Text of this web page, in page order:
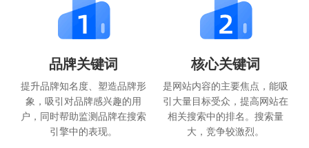
品牌关键词
提升品牌知名度、塑造品牌形
象，吸引对品牌感兴趣的用
户，同时帮助监测品牌在搜索
引擎中的表现。
核心关键词
是网站内容的主要焦点，能吸
引大量目标受众，提高网站在
相关搜索中的排名。搜索量
大，竞争较激烈。